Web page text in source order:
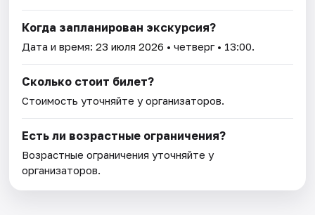
Когда запланирован экскурсия?
Дата и время:23 июля 2026 • четверг • 13:00.
Сколько стоит билет?
Стоимость уточняйте у организаторов.
Есть ли возрастные ограничения?
Возрастные ограничения уточняйте у
организаторов.